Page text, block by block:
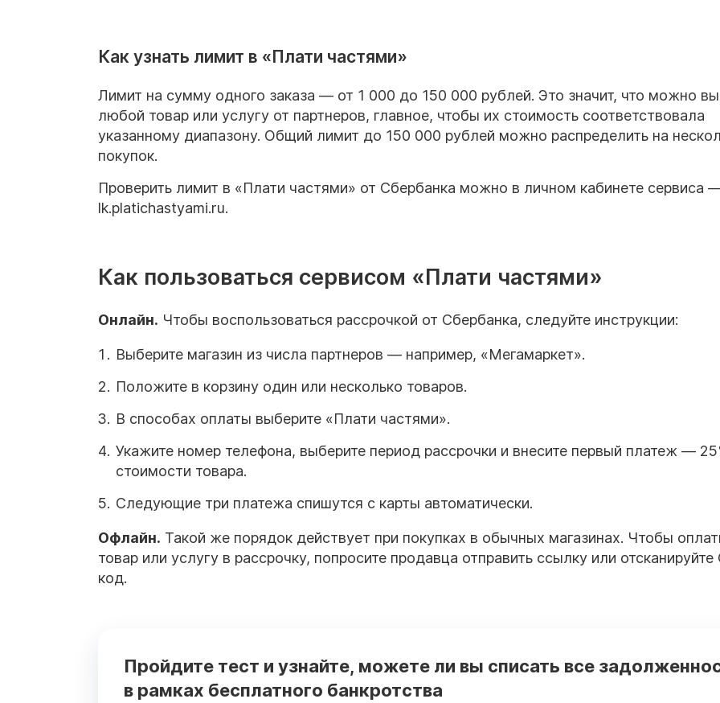
Как узнать лимит в «Плати частями»
Лимит на сумму одного заказа — от 1 000 до 150 000 рублей. Это значит, что можно
любой товар или услугу от партнеров, главное, чтобы их стоимость соответствовала
указанному диапазону. Общий лимит до 150 000 рублей можно распределить на
покупок.
Проверить лимит в «Плати частями» от Сбербанка можно в личном кабинете сервиса
lk.platichastyami.ru.
Как пользоваться сервисом «Плати частями»
Онлайн. Чтобы воспользоваться рассрочкой от Сбербанка, следуйте инструкции:
Выберите магазин из числа партнеров — например, «Мегамаркет».
Положите в корзину один или несколько товаров.
В способах оплаты выберите «Плати частями».
Укажите номер телефона, выберите период рассрочки и внесите первый платеж —
стоимости товара.
Следующие три платежа спишутся с карты автоматически.
Офлайн. Такой же порядок действует при покупках в обычных магазинах. Чтобы
товар или услугу в рассрочку, попросите продавца отправить ссылку или отсканируйте
код.
Пройдите тест и узнайте, можете ли вы списать все
в рамках бесплатного банкротства